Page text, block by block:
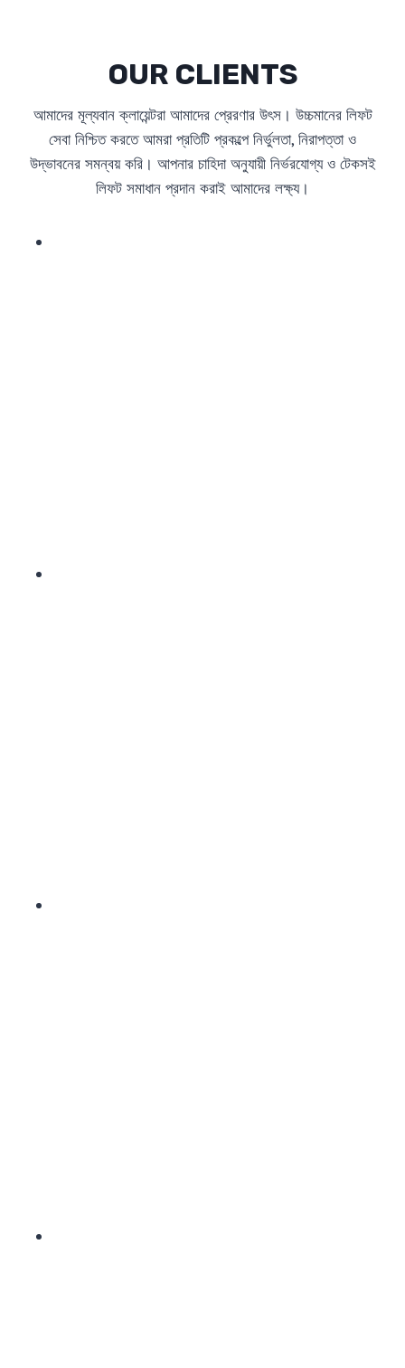
OUR CLIENTS
আমাদের মূল্যবান ক্লায়েন্টরা আমাদের প্রেরণার উৎস। উচ্চমানের লিফট
সেবা নিশ্চিত করতে আমরা প্রতিটি প্রকল্পে নির্ভুলতা, নিরাপত্তা ও
উদ্ভাবনের সমন্বয় করি। আপনার চাহিদা অনুযায়ী নির্ভরযোগ্য ও টেকসই
লিফট সমাধান প্রদান করাই আমাদের লক্ষ্য।